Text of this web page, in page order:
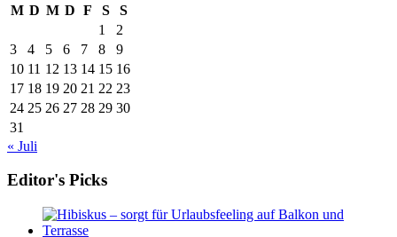
M D M D F S
S
1
2
3
4 5 6 7 8
9
10 11 12 13 14 15 16
17 18 19 20 21 22 23
24 25 26 27 28 29 30
31
« Juli
Editor's Picks